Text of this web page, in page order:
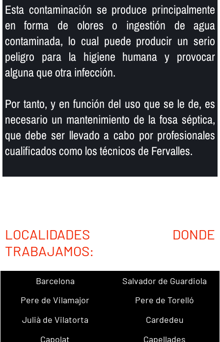
Esta contaminación se produce principalmente
en forma de olores o ingestión de agua
contaminada, lo cual puede producir un serio
peligro para la higiene humana y provocar
alguna que otra infección.
Por tanto, y en función del uso que se le de, es
necesario un mantenimiento de la fosa séptica,
que debe ser llevado a cabo por profesionales
cualificados como los técnicos de Fervalles.
LOCALIDADES DONDE
TRABAJAMOS:
Barcelona
Salvador de Guardiola
Pere de Vilamajor
Pere de Torelló
Julià de Vilatorta
Cardedeu
Capolat
Capellades